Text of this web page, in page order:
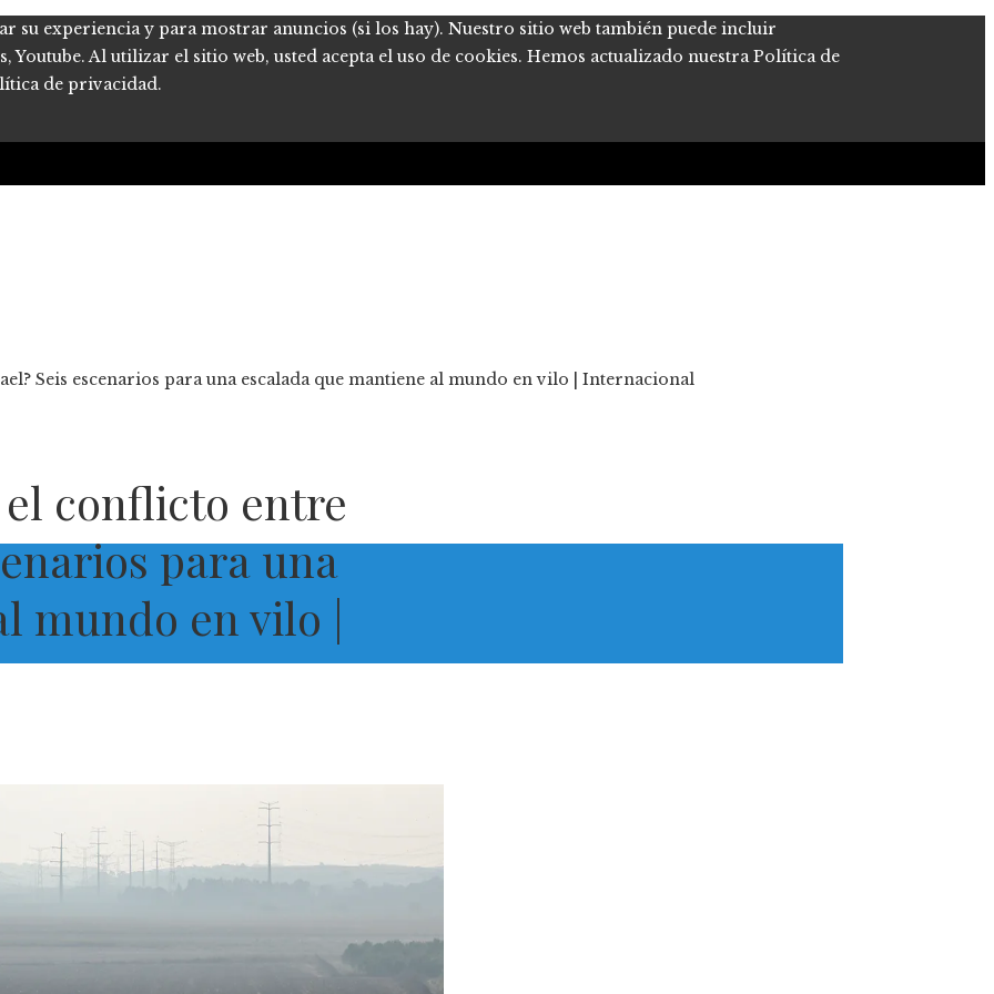
su experiencia y para mostrar anuncios (si los hay). Nuestro sitio web también puede incluir
Youtube. Al utilizar el sitio web, usted acepta el uso de cookies. Hemos actualizado nuestra Política de
de privacidad.
Seis escenarios para una escalada que mantiene al mundo en vilo | Internacional
conflicto entre
para una
mundo en vilo |